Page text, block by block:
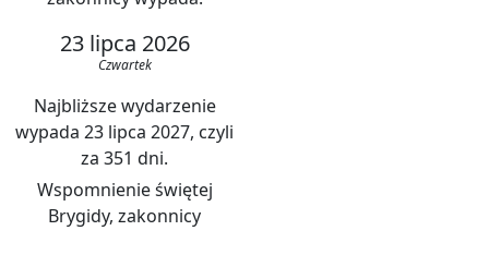
23 lipca 2026
Czwartek
Najbliższe wydarzenie
wypada 23 lipca 2027, czyli
za 351 dni.
Wspomnienie świętej
Brygidy, zakonnicy